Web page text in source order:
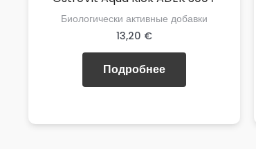
Биологически активные добавки
13,20 €
Подробнее